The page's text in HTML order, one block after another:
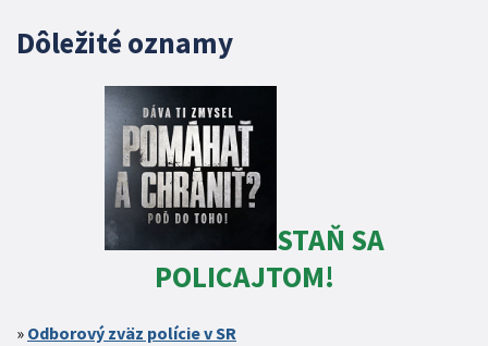
Dôležité oznamy
STAŇ SA
POLICAJTOM!
Odborový zväz polície v SR